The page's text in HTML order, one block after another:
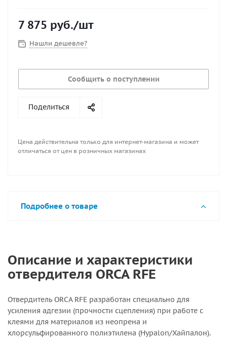
для качественного ремонта.
7 875 руб./шт
Нашли дешевле?
Сообщить о поступлении
Поделиться
Цена действительна только для интернет-магазина и может
отличаться от цен в розничных магазинах
Подробнее о товаре
Описание и характеристики
отвердителя ORCA RFE
Отвердитель ORCA RFE разработан специально для
усиления адгезии (прочности сцепления) при работе с
клеями для материалов из неопрена и
хлорсульфированного полиэтилена (Hypalon/Хайпалон).